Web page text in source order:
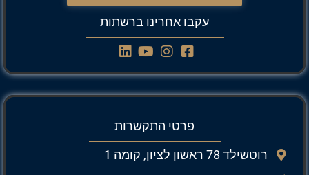
עקבו אחרינו ברשתות
פרטי התקשרות
רוטשילד 78 ראשון לציון, קומה 1